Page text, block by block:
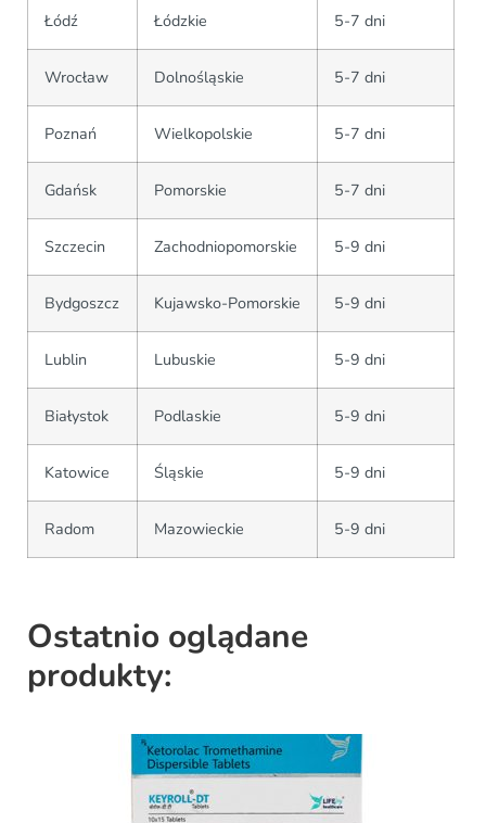
Łódź Łódzkie 5-7 dni
Wrocław Dolnośląskie 5-7 dni
Poznań Wielkopolskie 5-7 dni
Gdańsk Pomorskie 5-7 dni
Szczecin Zachodniopomorskie 5-9 dni
Bydgoszcz Kujawsko-Pomorskie 5-9 dni
Lublin Lubuskie 5-9 dni
Białystok Podlaskie 5-9 dni
Katowice Śląskie 5-9 dni
Radom Mazowieckie 5-9 dni
Ostatnio oglądane
produkty: